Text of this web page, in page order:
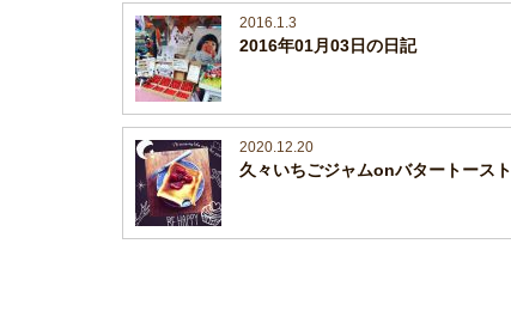
2016.1.3
2016年01月03日の日記
2020.12.20
久々いちごジャムonバタートースト